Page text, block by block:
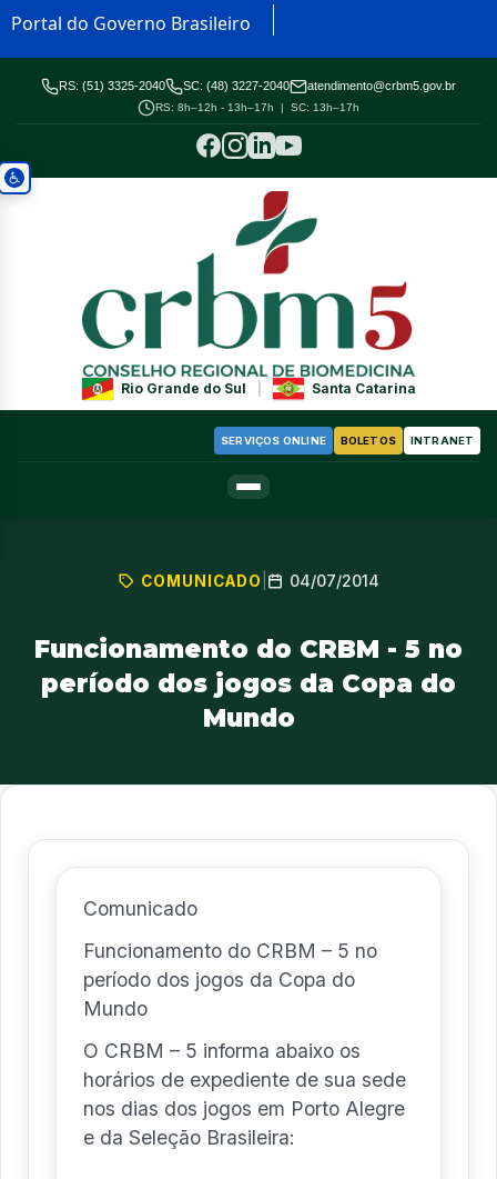
Portal do Governo Brasileiro
RS: (51) 3325-2040 SC: (48) 3227-2040 atendimento@crbm5.gov.br
RS: 8h–12h - 13h–17h | SC: 13h–17h
Rio Grande do Sul Santa Catarina
SERVIÇOS ONLINE BOLETOS INTRANET
COMUNICADO 04/07/2014
Funcionamento do CRBM - 5 no
período dos jogos da Copa do
Mundo
Comunicado
Funcionamento do CRBM – 5 no
período dos jogos da Copa do
Mundo
O CRBM – 5 informa abaixo os
horários de expediente de sua sede
nos dias dos jogos em Porto Alegre
e da Seleção Brasileira: